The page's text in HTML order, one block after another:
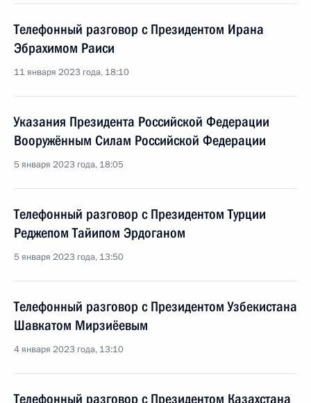
Телефонный разговор с Президентом Ирана
Эбрахимом Раиси
11 января 2023 года, 18:10
Указания Президента Российской Федерации
Вооружённым Силам Российской Федерации
5 января 2023 года, 18:05
Телефонный разговор с Президентом Турции
Реджепом Тайипом Эрдоганом
5 января 2023 года, 13:50
Телефонный разговор с Президентом Узбекистана
Шавкатом Мирзиёевым
4 января 2023 года, 13:10
Телефонный разговор с Президентом Казахстана